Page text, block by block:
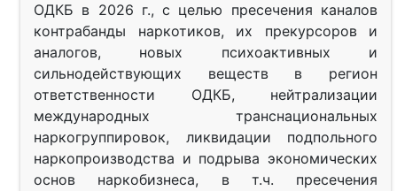
ОДКБ в 2026 г., с целью пресечения каналов
контрабанды наркотиков, их прекурсоров и
аналогов, новых психоактивных и
сильнодействующих веществ в регион
ответственности ОДКБ, нейтрализации
международных транснациональных
наркогруппировок, ликвидации подпольного
наркопроизводства и подрыва экономических
основ наркобизнеса, в т.ч. пресечения